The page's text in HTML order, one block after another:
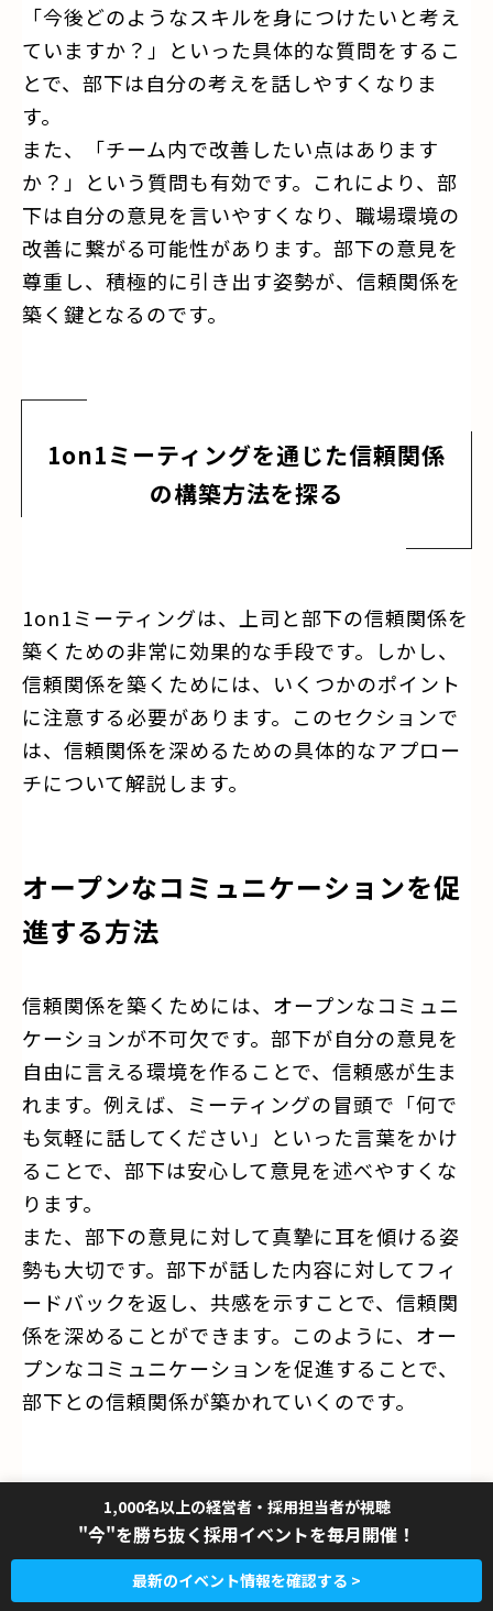
「今後どのようなスキルを身につけたいと考え
ていますか？」といった具体的な質問をするこ
とで、部下は自分の考えを話しやすくなりま
す。
また、「チーム内で改善したい点はあります
か？」という質問も有効です。これにより、部
下は自分の意見を言いやすくなり、職場環境の
改善に繋がる可能性があります。部下の意見を
尊重し、積極的に引き出す姿勢が、信頼関係を
築く鍵となるのです。
1on1ミーティングを通じた信頼関係
の構築方法を探る
1on1ミーティングは、上司と部下の信頼関係を
築くための非常に効果的な手段です。しかし、
信頼関係を築くためには、いくつかのポイント
に注意する必要があります。このセクションで
は、信頼関係を深めるための具体的なアプロー
チについて解説します。
オープンなコミュニケーションを促
進する方法
信頼関係を築くためには、オープンなコミュニ
ケーションが不可欠です。部下が自分の意見を
自由に言える環境を作ることで、信頼感が生ま
れます。例えば、ミーティングの冒頭で「何で
も気軽に話してください」といった言葉をかけ
ることで、部下は安心して意見を述べやすくな
ります。
また、部下の意見に対して真摯に耳を傾ける姿
勢も大切です。部下が話した内容に対してフィ
ードバックを返し、共感を示すことで、信頼関
係を深めることができます。このように、オー
プンなコミュニケーションを促進することで、
部下との信頼関係が築かれていくのです。
信頼関係を深めるための具体的なア
プローチ
1,000名以上の経営者・採用担当者が視聴
"今"を勝ち抜く採用イベントを毎月開催！
最新のイベント情報を確認する >